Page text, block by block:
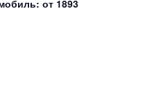
от 1893